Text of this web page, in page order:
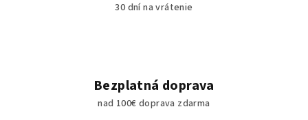
30 dní na vrátenie
Bezplatná doprava
nad 100€ doprava zdarma